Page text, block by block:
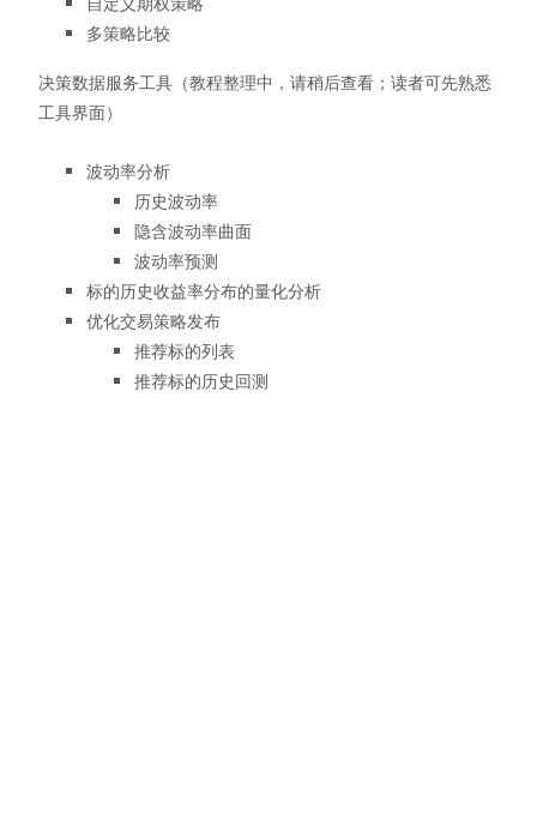
多策略比较
决策数据服务工具（教程整理中，请稍后查看；读者可先熟悉
工具界面）
波动率分析
历史波动率
隐含波动率曲面
波动率预测
标的历史收益率分布的量化分析
优化交易策略发布
推荐标的列表
推荐标的历史回测